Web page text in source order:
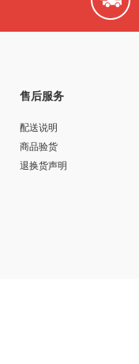
售后服务
配送说明
商品验货
退换货声明